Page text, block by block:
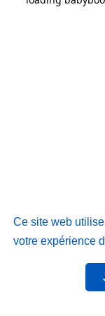
Ce site web
votre expérience